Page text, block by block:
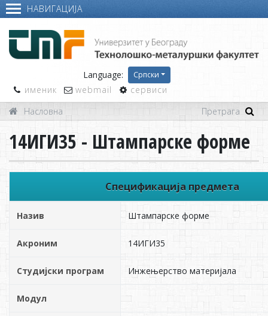
НАВИГАЦИЈА
Language: Српски
именик webmail
сервиси
Насловна
14ИГИ35 - Штампарске форме
Спецификација предмета
Назив Штампарске форме
Акроним 14ИГИ35
Студијски програм Инжењерство материјала
Модул